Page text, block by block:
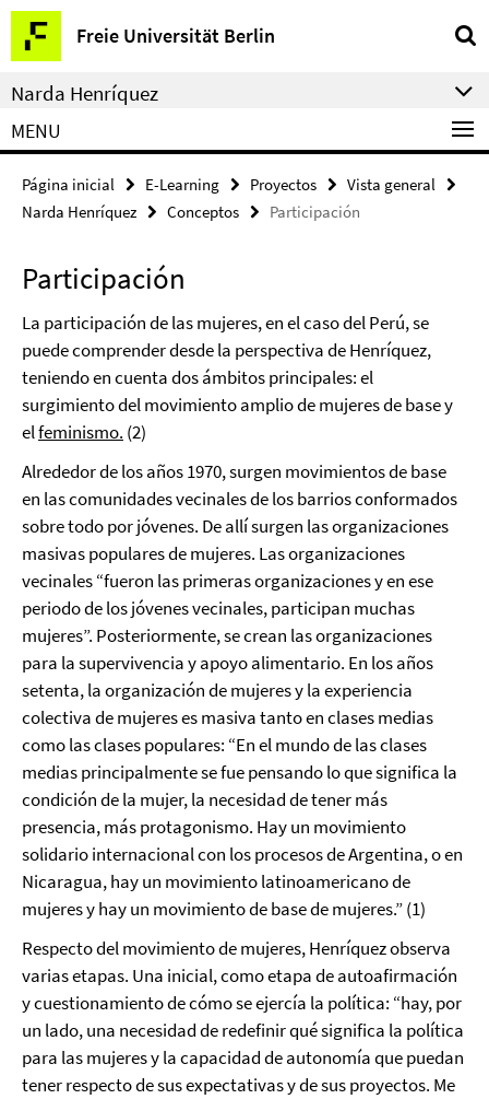
Springe
direkt
zu
Inhalt
Freie Universität Berlin
Herramientas
de
navegación
Narda Henríquez
MENU
Página inicial E-Learning Proyectos
Vista general
Narda Henríquez
Conceptos Participación
Participación
La participación de las mujeres, en el caso del Perú, se
puede comprender desde la perspectiva de Henríquez,
teniendo en cuenta dos ámbitos principales: el
surgimiento del movimiento amplio de mujeres de base y
elfeminismo. (2)
Alrededor de los años 1970, surgen movimientos de base
en las comunidades vecinales de los barrios conformados
sobre todo por jóvenes. De allí surgen las organizaciones
masivas populares de mujeres. Las organizaciones
vecinales “fueron las primeras organizaciones y en ese
periodo de los jóvenes vecinales, participan muchas
mujeres”. Posteriormente, se crean las organizaciones
para la supervivencia y apoyo alimentario. En los años
setenta, la organización de mujeres y la experiencia
colectiva de mujeres es masiva tanto en clases medias
como las clases populares: “En el mundo de las clases
medias principalmente se fue pensando lo que significa la
condición de la mujer, la necesidad de tener más
presencia, más protagonismo. Hay un movimiento
solidario internacional con los procesos de Argentina, o en
Nicaragua, hay un movimiento latinoamericano de
mujeres y hay un movimiento de base de mujeres.” (1)
Respecto del movimiento de mujeres, Henríquez observa
varias etapas. Una inicial, como etapa de autoafirmación
y cuestionamiento de cómo se ejercía la política: “hay, por
un lado, una necesidad de redefinir qué significa la política
para las mujeres y la capacidad de autonomía que puedan
tener respecto de sus expectativas y de sus proyectos. Me